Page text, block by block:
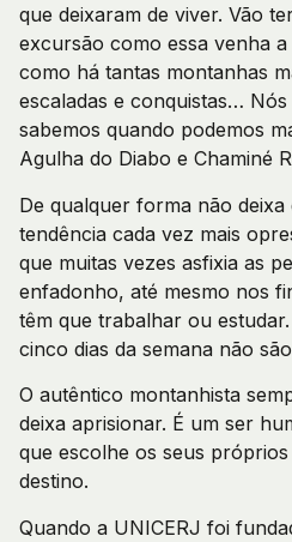
que deixaram de viver. Vão
excursão como essa venha
como há tantas montanhas
escaladas e conquistas…
sabemos quando podemos
Agulha do Diabo e Chaminé
De qualquer forma não
tendência cada vez mais
que muitas vezes asfixia as
enfadonho, até mesmo nos
têm que trabalhar ou
cinco dias da semana não
O autêntico montanhista
deixa aprisionar. É um ser
que escolhe os seus
destino.
Quando a UNICERJ foi